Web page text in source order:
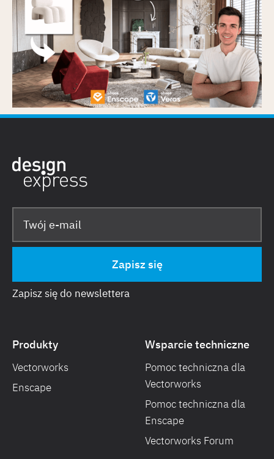
wizualizacje wnętrz w kilka minut z Enscape
i Veras AI
Opublikowano16/6/2026
Zapisz się do newslettera
Produkty
Vectorworks
Enscape
Wsparcie techniczne
Pomoc techniczna dla
Vectorworks
Pomoc techniczna dla
Enscape
Vectorworks Forum